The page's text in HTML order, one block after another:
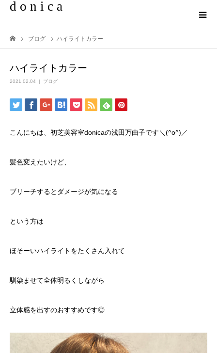
d o n i c a
ブログ ハイライトカラー
ハイライトカラー
2021.02.04 ブログ
こんにちは、初芝美容室donicaの浅田万由子です＼(^o^)／
髪色変えたいけど、
ブリーチするとダメージが気になる
という方は
ほそーいハイライトをたくさん入れて
馴染ませて全体明るくしながら
立体感を出すのおすすめです◎